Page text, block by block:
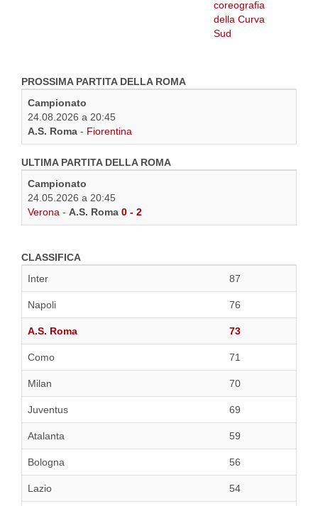
PROSSIMA PARTITA DELLA ROMA
Campionato
24.08.2026 a 20:45
A.S. Roma - Fiorentina
ULTIMA PARTITA DELLA ROMA
Campionato
24.05.2026 a 20:45
Verona - A.S. Roma 0 - 2
CLASSIFICA
Inter
87
Napoli 76
A.S. Roma 73
Como 71
Milan 70
Juventus 69
Atalanta 59
Bologna 56
Lazio 54